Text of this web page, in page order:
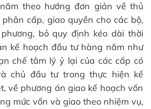
theo hướng đơn giản về thủ
cấp, giao quyền cho các bộ,
bỏ quy định kéo dài thời
kế hoạch đầu tư hàng năm như
chế tâm lý ỷ lại của các cấp có
chủ đầu tư trong thực hiện kế
về phương án giao kế hoạch vốn
mức vốn và giao theo nhiệm vụ,